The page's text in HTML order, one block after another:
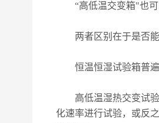
“高低温交变箱"也
两者区别在于是否能
恒温恒湿试验箱普遍
高低温湿热交变试验
化速率进行试验，或反